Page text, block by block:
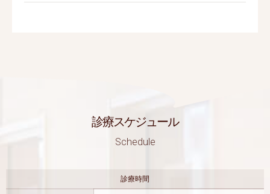
診療スケジュール
Schedule
診療時間